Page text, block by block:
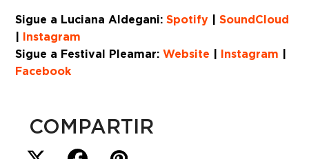
Sigue a Luciana Aldegani:Spotify |SoundCloud
| Instagram
Sigue a Festival Pleamar:Website | Instagram |
Facebook
COMPARTIR